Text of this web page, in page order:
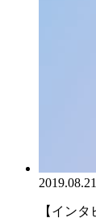
2019.08.21
【イン